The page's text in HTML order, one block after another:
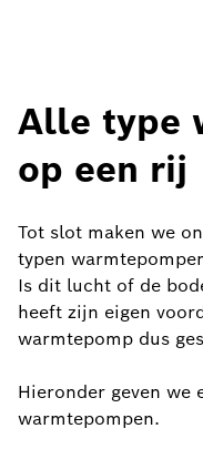
Alle type
op een rij
Tot slot maken we
typen
Is dit lucht of de
heeft zijn eigen
warmtepomp dus
Hieronder geven we
warmtepompen.